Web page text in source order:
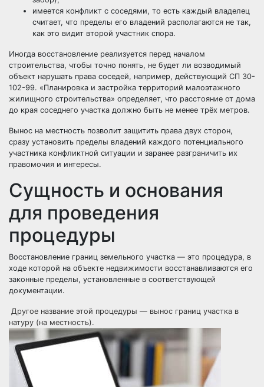
имеется конфликт с соседями, то есть каждый владелец
считает, что пределы его владений располагаются не так,
как это видит второй участник спора.
Иногда восстановление реализуется перед началом
строительства, чтобы точно понять, не будет ли возводимый
объект нарушать права соседей, например, действующий СП 30-
102-99. «Планировка и застройка территорий малоэтажного
жилищного строительства» определяет, что расстояние от дома
до края соседнего участка должно быть не менее трёх метров.
Вынос на местность позволит защитить права двух сторон,
сразу установить пределы владений каждого потенциального
участника конфликтной ситуации и заранее разграничить их
правомочия и интересы.
Сущность и основания
для проведения
процедуры
Восстановление границ земельного участка — это процедура, в
ходе которой на объекте недвижимости восстанавливаются его
законные пределы, установленные в соответствующей
документации.
Другое название этой процедуры — вынос границ участка в
натуру (на местность).